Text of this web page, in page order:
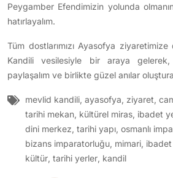
Peygamber Efendimizin yolunda
hatırlayalım.
Tüm dostlarımızı Ayasofya
Kandili vesilesiyle bir araya gelerek,
paylaşalım ve birlikte güzel anılar
mevlid kandili, ayasofya, ziyaret,
tarihi mekan, kültürel miras, ibadet
dini merkez, tarihi yapı, osmanlı
bizans imparatorluğu, mimari,
kültür, tarihi yerler, kandil